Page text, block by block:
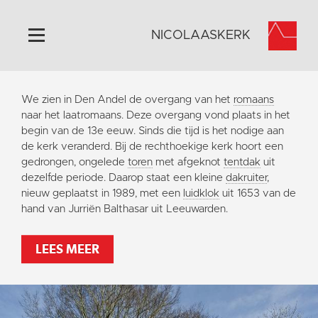
Home
Algemeen
Historie
Omgeving
Activiteiten
Steun ons
Contact
Vaktaal
NICOLAASKERK
We zien in Den Andel de overgang van het romaans
naar het laatromaans. Deze overgang vond plaats in het
begin van de 13e eeuw. Sinds die tijd is het nodige aan
de kerk veranderd. Bij de rechthoekige kerk hoort een
gedrongen, ongelede toren met afgeknot tentdak uit
dezelfde periode. Daarop staat een kleine dakruiter,
nieuw geplaatst in 1989, met een luidklok uit 1653 van de
hand van Jurriën Balthasar uit Leeuwarden.
LEES MEER